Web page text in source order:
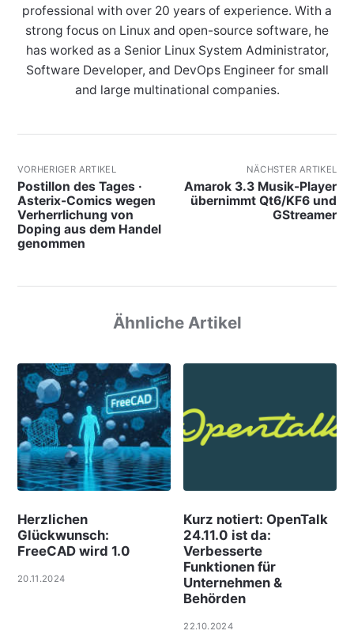
professional with over 20 years of experience. With a
strong focus on Linux and open-source software, he
has worked as a Senior Linux System Administrator,
Software Developer, and DevOps Engineer for small
and large multinational companies.
VORHERIGER ARTIKEL
Postillon des Tages ·
Asterix-Comics wegen
Verherrlichung von
Doping aus dem Handel
genommen
NÄCHSTER ARTIKEL
Amarok 3.3 Musik-Player
übernimmt Qt6/KF6 und
GStreamer
Ähnliche Artikel
Herzlichen
Glückwunsch:
FreeCAD wird 1.0
20.11.2024
Kurz notiert: OpenTalk
24.11.0 ist da:
Verbesserte
Funktionen für
Unternehmen &
Behörden
22.10.2024